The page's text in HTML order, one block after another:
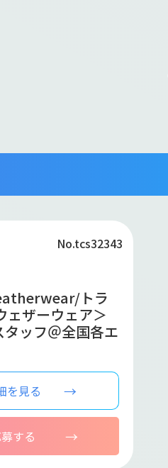
No.tcs32343
トラ
ェザーウェア＞
ッフ＠全国各エ
を見る
する